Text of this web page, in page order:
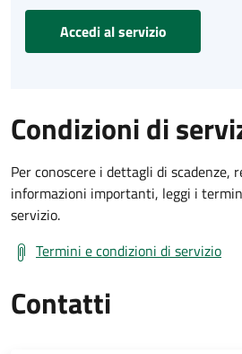
Accedi al servizio
Condizioni di
Per conoscere i dettagli di scadenze,
informazioni importanti, leggi i
servizio.
Termini e condizioni di servizio
Contatti